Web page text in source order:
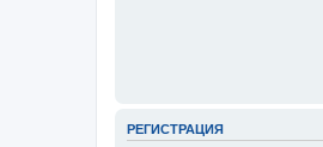
РЕГИСТРАЦИЯ